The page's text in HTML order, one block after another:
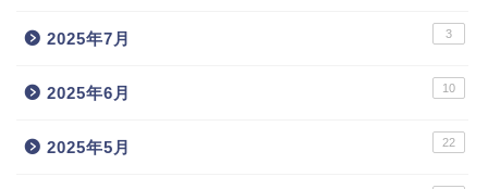
2025年7月 3
2025年6月 10
2025年5月 22